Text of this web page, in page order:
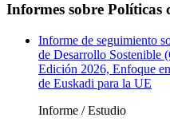
Informes sobre Políticas
Informe de seguimiento
de Desarrollo Sostenible
Edición 2026, Enfoque
de Euskadi para la UE
Informe / Estudio